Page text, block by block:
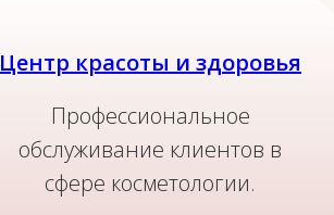
Центр красоты и здоровья
Профессиональное
обслуживание клиентов в
сфере косметологии.